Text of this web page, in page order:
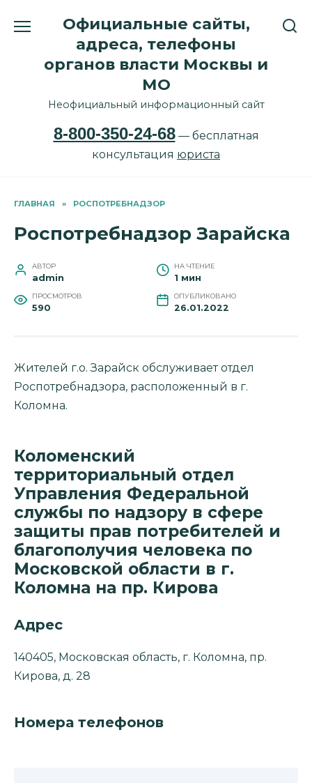
Официальные сайты,
адреса, телефоны
органов власти Москвы и
МО
Неофициальный информационный сайт
8-800-350-24-68— бесплатная
консультация юриста
ГЛАВНАЯ » РОСПОТРЕБНАДЗОР
Роспотребнадзор Зарайска
АВТОР
admin
НА ЧТЕНИЕ
1 мин
ПРОСМОТРОВ
590
ОПУБЛИКОВАНО
26.01.2022
Жителей г.о. Зарайск обслуживает отдел
Роспотребнадзора, расположенный в г.
Коломна.
Коломенский
территориальный отдел
Управления Федеральной
службы по надзору в сфере
защиты прав потребителей и
благополучия человека по
Московской области в г.
Коломна на пр. Кирова
Адрес
140405, Московская область, г. Коломна, пр.
Кирова, д. 28
Номера телефонов